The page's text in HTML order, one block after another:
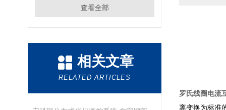
查看全部
相关文章
RELATED ARTICLES
罗氏线圈电流
离变换为标准